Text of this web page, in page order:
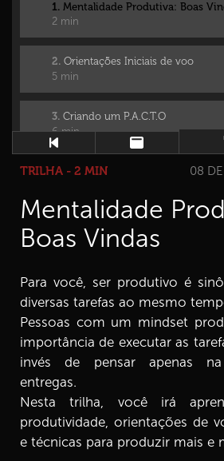
1. Mentalidade Produtiva: Boas
2 min
2. Orientações Iniciais de voo
5 min
3. Criando um P.A.C.T.O
6 min
4.Nossos valores servem de
Os níveis da mudança
5 min
6.Conhecendo a meta E3
4 min
7.Elementos da meta E3 1ª parte
8.
7 min
9.Vida produtiva ou improdutiva
TRILHA - 2 MIN 08
Mentalidade
Boas Vindas
Para você, ser produtivo é
diversas tarefas ao mesmo
Pessoas com um mindset
importância de executar as
invés de pensar apenas
entregas.
Nesta trilha, você irá
produtividade, orientações de
e técnicas para produzir mais e